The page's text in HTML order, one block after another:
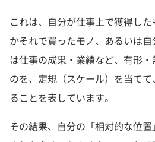
これは、自分が仕事上で獲得し
かそれで買ったモノ、あるいは
は仕事の成果・業績など、有形
のを、定規（スケール）を当て
ることを表しています。
その結果、自分の「相対的な位